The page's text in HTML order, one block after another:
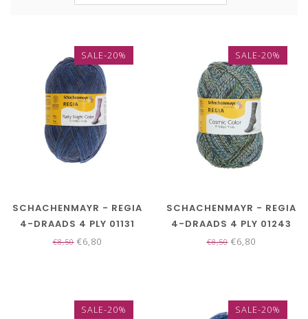
SALE-20%
SCHACHENMAYR - REGIA
4-DRAADS 4 PLY 01131
€8,50€6,80
SALE-20%
SCHACHENMAYR - REGIA
4-DRAADS 4 PLY 01243
€8,50€6,80
SALE-20% SALE-20%